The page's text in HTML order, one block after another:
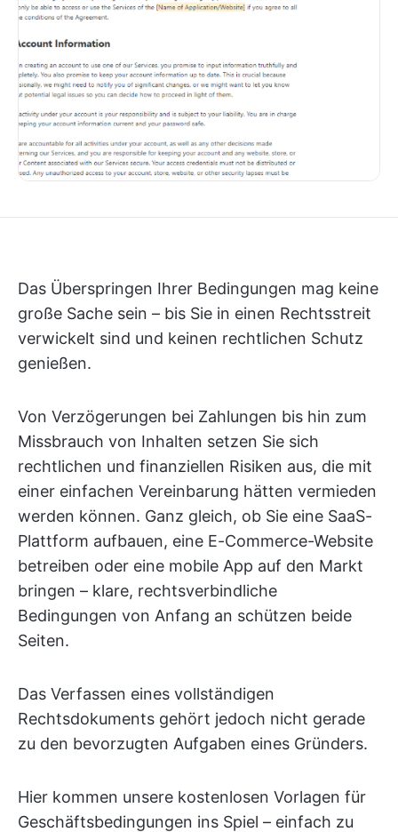
Das Überspringen Ihrer Bedingungen mag keine
große Sache sein – bis Sie in einen Rechtsstreit
verwickelt sind und keinen rechtlichen Schutz
genießen.
Von Verzögerungen bei Zahlungen bis hin zum
Missbrauch von Inhalten setzen Sie sich
rechtlichen und finanziellen Risiken aus, die mit
einer einfachen Vereinbarung hätten vermieden
werden können. Ganz gleich, ob Sie eine SaaS-
Plattform aufbauen, eine E-Commerce-Website
betreiben oder eine mobile App auf den Markt
bringen – klare, rechtsverbindliche
Bedingungen von Anfang an schützen beide
Seiten.
Das Verfassen eines vollständigen
Rechtsdokuments gehört jedoch nicht gerade
zu den bevorzugten Aufgaben eines Gründers.
Hier kommen unsere kostenlosen Vorlagen für
Geschäftsbedingungen ins Spiel – einfach zu